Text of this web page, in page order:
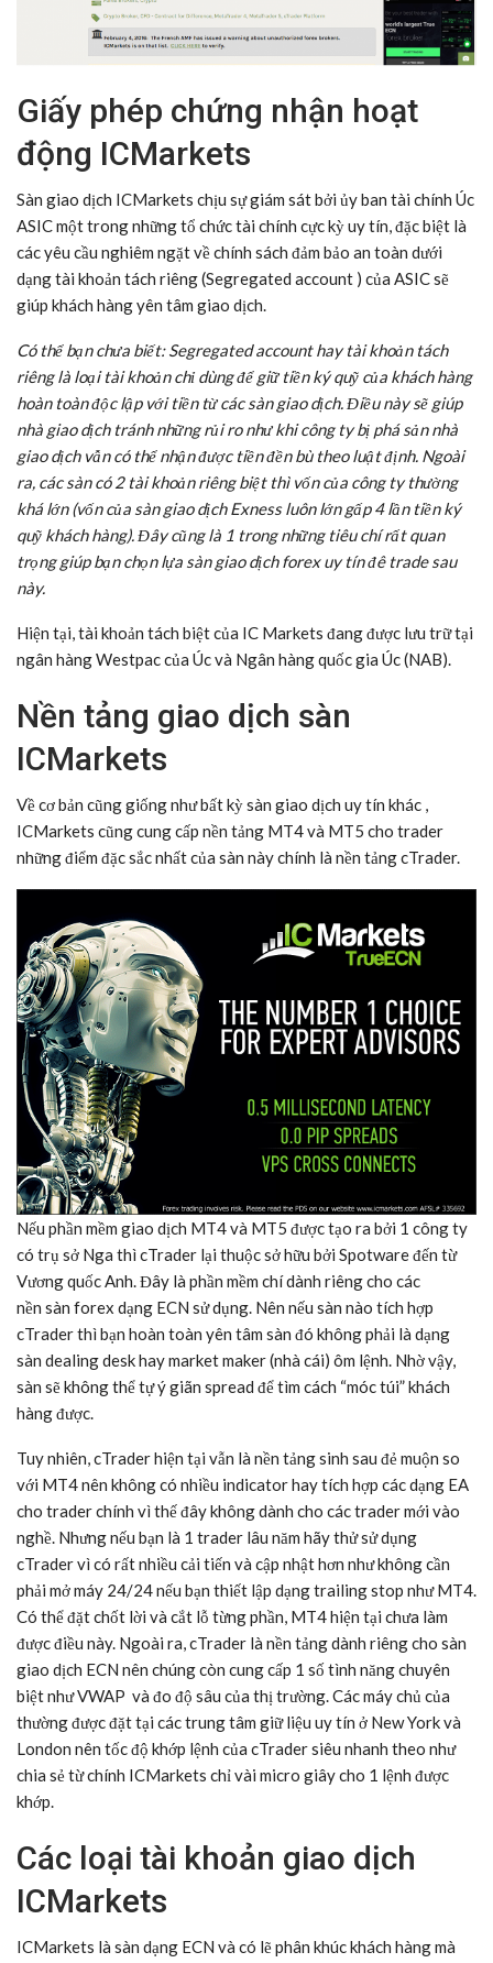
Giấy phép chứng nhận hoạt
động ICMarkets
Sàn giao dịch ICMarkets chịu sự giám sát bởi ủy ban tài chính Úc
ASIC một trong những tổ chức tài chính cực kỳ uy tín, đặc biệt là
các yêu cầu nghiêm ngặt về chính sách đảm bảo an toàn dưới
dạng tài khoản tách riêng (Segregated account ) của ASIC sẽ
giúp khách hàng yên tâm giao dịch.
Có thể bạn chưa biết: Segregated account hay tài khoản tách
riêng là loại tài khoản chỉ dùng để giữ tiền ký quỹ của khách hàng
hoàn toàn độc lập với tiền từ các sàn giao dịch. Điều này sẽ giúp
nhà giao dịch tránh những rủi ro như khi công ty bị phá sản nhà
giao dịch vẫn có thể nhận được tiền đền bù theo luật định. Ngoài
ra, các sàn có 2 tài khoản riêng biệt thì vốn của công ty thường
khá lớn (vốn của sàn giao dịch Exness luôn lớn gấp 4 lần tiền ký
quỹ khách hàng). Đây cũng là 1 trong những tiêu chí rất quan
trọng giúp bạn chọn lựa sàn giao dịch forex uy tín đê trade sau
này.
Hiện tại, tài khoản tách biệt của IC Markets đang được lưu trữ tại
ngân hàng Westpac của Úc và Ngân hàng quốc gia Úc (NAB).
Nền tảng giao dịch sàn
ICMarkets
Về cơ bản cũng giống như bất kỳ sàn giao dịch uy tín khác ,
ICMarkets cũng cung cấp nền tảng MT4 và MT5 cho trader
những điểm đặc sắc nhất của sàn này chính là nền tảng cTrader.
Nếu phần mềm giao dịch MT4 và MT5 được tạo ra bởi 1 công ty
có trụ sở Nga thì cTrader lại thuộc sở hữu bởi Spotware đến từ
Vương quốc Anh. Đây là phần mềm chí dành riêng cho các
nền sàn forex dạng ECN sử dụng. Nên nếu sàn nào tích hợp
cTrader thì bạn hoàn toàn yên tâm sàn đó không phải là dạng
sàn dealing desk hay market maker (nhà cái) ôm lệnh. Nhờ vậy,
sàn sẽ không thể tự ý giãn spread để tìm cách “móc túi” khách
hàng được.
Tuy nhiên, cTrader hiện tại vẫn là nền tảng sinh sau đẻ muộn so
với MT4 nên không có nhiều indicator hay tích hợp các dạng EA
cho trader chính vì thế đây không dành cho các trader mới vào
nghề. Nhưng nếu bạn là 1 trader lâu năm hãy thử sử dụng
cTrader vì có rất nhiều cải tiến và cập nhật hơn như không cần
phải mở máy 24/24 nếu bạn thiết lập dạng trailing stop như MT4.
Có thể đặt chốt lời và cắt lỗ từng phần, MT4 hiện tại chưa làm
được điều này. Ngoài ra, cTrader là nền tảng dành riêng cho sàn
giao dịch ECN nên chúng còn cung cấp 1 số tình năng chuyên
biệt như VWAP và đo độ sâu của thị trường. Các máy chủ của
thường được đặt tại các trung tâm giữ liệu uy tín ở New York và
London nên tốc độ khớp lệnh của cTrader siêu nhanh theo như
chia sẻ từ chính ICMarkets chỉ vài micro giây cho 1 lệnh được
khớp.
Các loại tài khoản giao dịch
ICMarkets
ICMarkets là sàn dạng ECN và có lẽ phân khúc khách hàng mà